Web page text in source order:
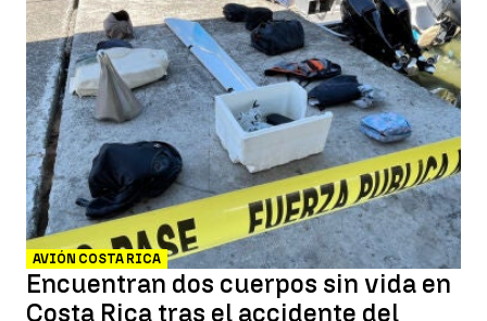
AVIÓN COSTA RICA
Encuentran dos cuerpos sin vida en
Costa Rica tras el accidente del